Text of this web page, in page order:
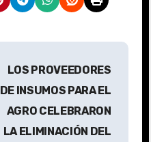
LOS PROVEEDORES
DE INSUMOS PARA EL
AGRO CELEBRARON
LA ELIMINACIÓN DEL